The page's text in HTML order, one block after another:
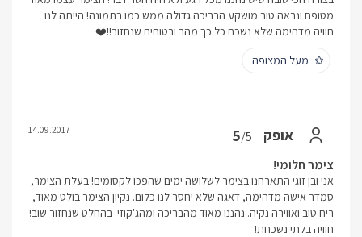
מטופח ונראה טוב מושקע הבריכה גדולה ממש כמו בתמונה! הייתה לנו
חוויה מדהימה שלא נשכח כל כך מהר ובטוחים שנחזור!!❤️
מעל המצופה
אופק 5/5
14.09.2017
צימר חלומי!
אני ובן זוגי התארחנו בצימר לשלושה ימים שהפכו לקסומים! בעלת הצימר,
סמדר אישה מדהימה, דאגה שלא יחסר לנו כלום. נקיון הצימר בולט מאוד,
ריח טוב ואווירה נקיה. נהננו מאוד מהבריכה ומהג'קוזי. בהחלט שנחזור שוב!
חוויה בלתי נשכחת!